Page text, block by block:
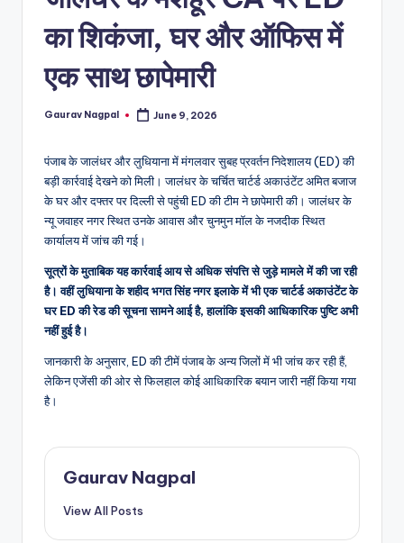
m
का शिकंजा, घर और ऑफिस में
एक साथ छापेमारी
Posted
Gaurav Nagpal June 9, 2026
पंजाब के जालंधर और लुधियाना में मंगलवार सुबह प्रवर्तन निदेशालय (ED) की
बड़ी कार्रवाई देखने को मिली। जालंधर के चर्चित चार्टर्ड अकाउंटेंट अमित बजाज
के घर और दफ्तर पर दिल्ली से पहुंची ED की टीम ने छापेमारी की। जालंधर के
न्यू जवाहर नगर स्थित उनके आवास और चुनमुन मॉल के नजदीक स्थित
कार्यालय में जांच की गई।
सूत्रों के मुताबिक यह कार्रवाई आय से अधिक संपत्ति से जुड़े मामले में की जा रही
है। वहीं लुधियाना के शहीद भगत सिंह नगर इलाके में भी एक चार्टर्ड अकाउंटेंट के
घर ED की रेड की सूचना सामने आई है, हालांकि इसकी आधिकारिक पुष्टि अभी
नहीं हुई है।
जानकारी के अनुसार, ED की टीमें पंजाब के अन्य जिलों में भी जांच कर रही हैं,
लेकिन एजेंसी की ओर से फिलहाल कोई आधिकारिक बयान जारी नहीं किया गया
है।
Gaurav Nagpal
View All Posts